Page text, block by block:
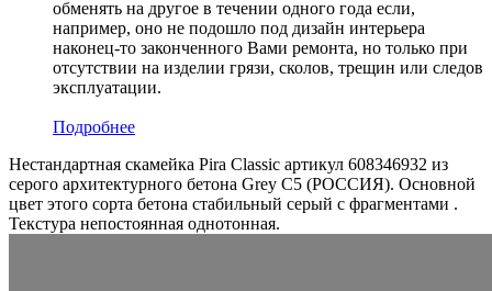
обменять на другое в течении одного года если,
например, оно не подошло под дизайн интерьера
наконец-то законченного Вами ремонта, но только при
отсутствии на изделии грязи, сколов, трещин или следов
эксплуатации.
Подробнее
Нестандартная скамейка Pira Classic артикул 608346932 из
серого архитектурного бетона Grey C5 (РОССИЯ). Основной
цвет этого сорта бетона стабильный серый с фрагментами .
Текстура непостоянная однотонная.